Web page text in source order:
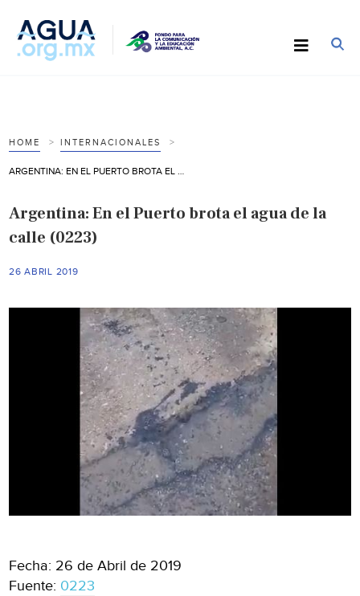
HOME INTERNACIONALES
Argentina: En el Puerto brota el agua de la
calle (0223)
26 ABRIL 2019
Fecha: 26 de Abril de 2019
Fuente: 0223